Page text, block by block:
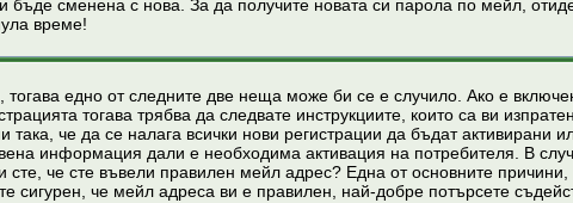
сменена с нова. За да получите новата си парола по мейл,
време!
едно от следните две неща може би се е случило. Ако е
тогава трябва да следвате инструкциите, които са ви
че да се налага всички нови регистрации да бъдат активирани
информация дали е необходима активация на потребителя. В
че сте въвели правилен мейл адрес? Една от основните причини,
че мейл адреса ви е правилен, най-добре потърсете